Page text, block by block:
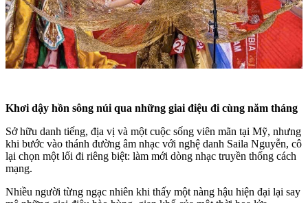
Khơi dậy hồn sông núi qua những giai điệu đi cùng năm tháng
Sở hữu danh tiếng, địa vị và một cuộc sống viên mãn tại Mỹ, nhưng
khi bước vào thánh đường âm nhạc với nghệ danh Saila Nguyễn, cô
lại chọn một lối đi riêng biệt: làm mới dòng nhạc truyền thống cách
mạng.
Nhiều người từng ngạc nhiên khi thấy một nàng hậu hiện đại lại say